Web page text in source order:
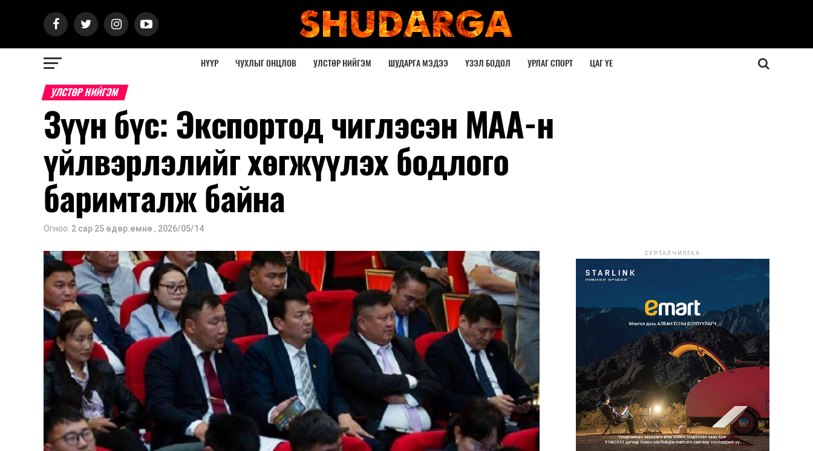
НҮҮР ЧУХЛЫГ ОНЦЛОВ УЛСТӨР НИЙГЭМ ШУДАРГА МЭДЭЭ ҮЗЭЛ БОДОЛ УРЛАГ СПОРТ ЦАГ ҮЕ
УЛСТӨР НИЙГЭМ
Зүүн бүс: Экспортод чиглэсэн МАА-н
үйлвэрлэлийг хөгжүүлэх бодлого
баримталж байна
Огноо: 2 сар 25 өдөр.өмнө , 2026/05/14
СУРТАЛЧИЛГАА